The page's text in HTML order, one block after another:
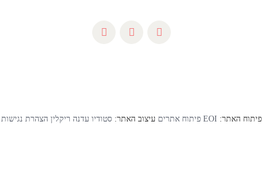
פיתוח האתר: EOI פיתוח אתרים עיצוב האתר: סטודיו עדנה ריקלין הצהרת נגישות